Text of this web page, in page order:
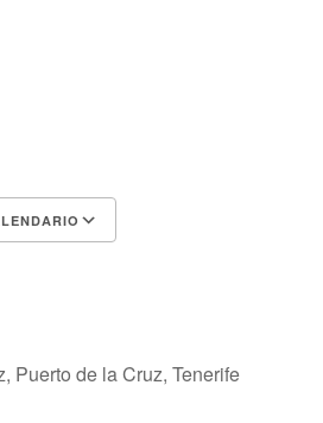
Puerto de la Cruz, Tenerife